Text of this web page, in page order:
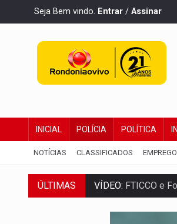
Seja Bem vindo. Entrar / Assinar
INICIAL POLÍCIA POLÍTICA
NOTÍCIAS CLASSIFICADOS
ÚLTIMAS VÍDEO: FTICCO e